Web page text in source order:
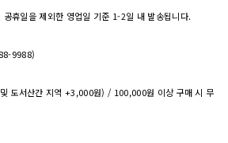
공휴일을 제외한 영업일 기준 1-2일 내 발송됩니다.
9988)
도서산간 지역 +3,000원) / 100,000원 이상 구매 시 무